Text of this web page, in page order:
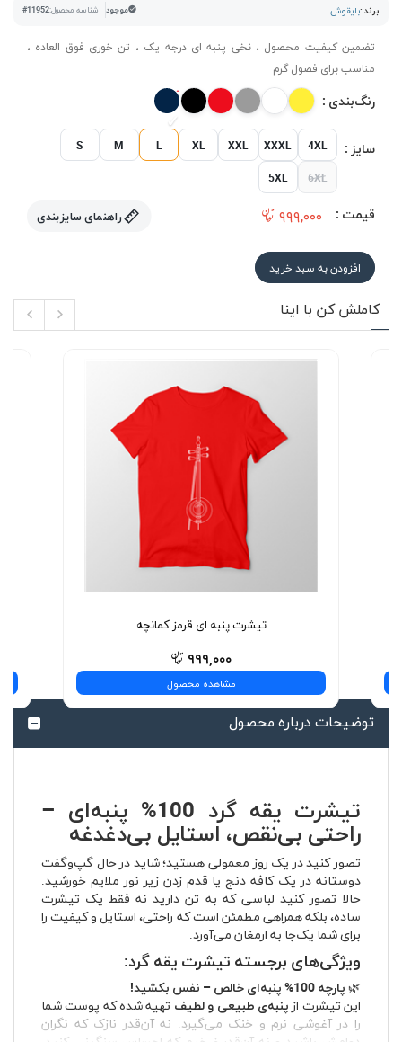
برند :بایقوش موجود شناسه محصول:#11952
تضمین کیفیت محصول ، نخی پنبه ای درجه یک ، تن خوری فوق العاده ،
مناسب برای فصول گرم
رنگ‌بندی :
سایز : S M L XL XXL XXXL 4XL
5XL 6XL
قیمت : ۹۹۹,۰۰۰ راهنمای سایزبندی
افزودن به سبد خرید
کاملش کن با اینا
تیشرت پنبه ای قرمز کمانچه
۹۹۹,۰۰۰
مشاهده محصول
توضیحات درباره محصول
تیشرت یقه گرد 100% پنبه‌ای –
راحتی بی‌نقص، استایل بی‌دغدغه
تصور کنید در یک روز معمولی هستید؛ شاید در حال گپ‌وگفت
دوستانه در یک کافه دنج یا قدم زدن زیر نور ملایم خورشید.
حالا تصور کنید لباسی که به تن دارید نه فقط یک تیشرت
ساده، بلکه همراهی مطمئن است که راحتی، استایل و کیفیت را
برای شما یک‌جا به ارمغان می‌آورد.
ویژگی‌های برجسته تیشرت یقه گرد:
🌿 پارچه 100% پنبه‌ای خالص – نفس بکشید!
این تیشرت از پنبه‌ی طبیعی و لطیف تهیه شده که پوست شما
را در آغوشی نرم و خنک می‌گیرد. نه آن‌قدر نازک که نگران